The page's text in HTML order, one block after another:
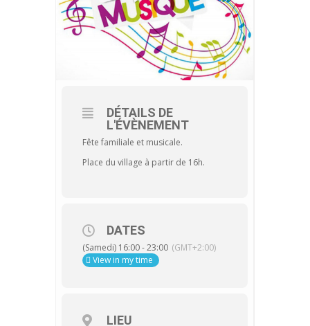
DÉTAILS DE
L'ÉVÈNEMENT
Fête familiale et musicale.
Place du village à partir de 16h.
DATES
(Samedi) 16:00 - 23:00 (GMT+2:00)
View in my time
LIEU